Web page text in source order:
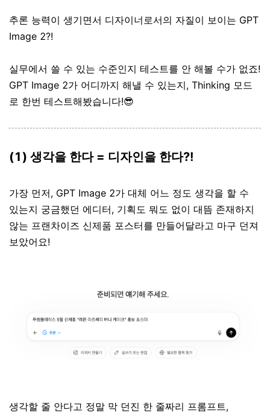
추론 능력이 생기면서 디자이너로서의 자질이 보이는 GPT
Image 2?!
실무에서 쓸 수 있는 수준인지 테스트를 안 해볼 수가 없죠!
GPT Image 2가 어디까지 해낼 수 있는지, Thinking 모드
로 한번 테스트해봤습니다!😎
(1) 생각을 한다 = 디자인을 한다?!
가장 먼저, GPT Image 2가 대체 어느 정도 생각을 할 수
있는지 궁금했던 에디터, 기획도 뭐도 없이 대뜸 존재하지
않는 프랜차이즈 신제품 포스터를 만들어달라고 마구 던져
보았어요!
생각할 줄 안다고 정말 막 던진 한 줄짜리 프롬프트,